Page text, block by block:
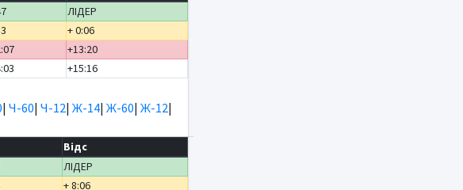
ЛІДЕР
+ 0:06
+13:20
+15:16
| Ч-60| Ч-12| Ж-14| Ж-60| Ж-12|
Відс
ЛІДЕР
+ 8:06